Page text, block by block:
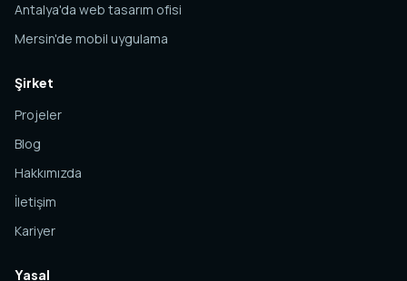
Antalya'da web tasarım ofisi
Mersin'de mobil uygulama
Şirket
Projeler
Blog
Hakkımızda
İletişim
Kariyer
Yasal